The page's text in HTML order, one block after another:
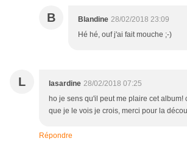
B Blandine 28/02/2018 23:09
Hé hé, ouf j'ai fait mouche ;-)
L lasardine 28/02/2018 07:25
ho je sens qu'il peut me plaire cet album!
que je le vois je crois, merci pour la
Répondre